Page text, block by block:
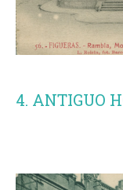
4. ANTIGUO